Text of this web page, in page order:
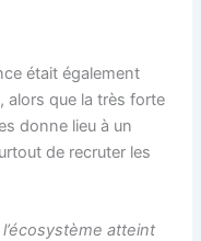
était également
alors que la très forte
donne lieu à un
de recruter les
atteint